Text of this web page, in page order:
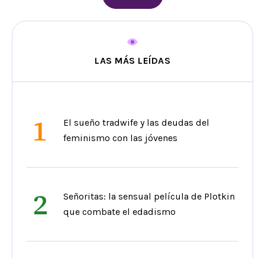
LAS MÁS LEÍDAS
1
El sueño tradwife y las deudas del
feminismo con las jóvenes
2
Señoritas: la sensual película de Plotkin
que combate el edadismo